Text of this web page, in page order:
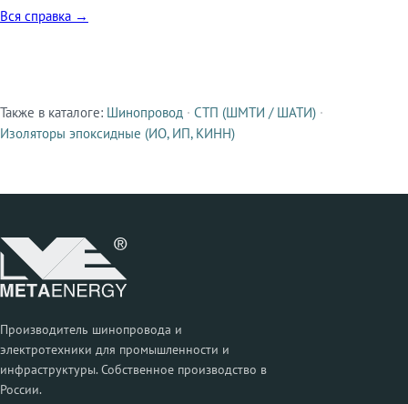
Вся справка →
Смежные продукты
Также в каталоге: Шинопровод · СТП (ШМТИ / ШАТИ) ·
Изоляторы эпоксидные (ИО, ИП, КИНН)
Производитель шинопровода и
электротехники для промышленности и
инфраструктуры. Собственное производство в
России.